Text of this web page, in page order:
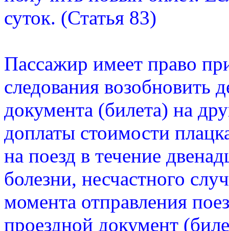
суток. (Статья 83)
Пассажир имеет право
следования возобновить
документа (билета) на
доплаты стоимости
на поезд в течение
болезни, несчастного
момента отправления
проездной документ